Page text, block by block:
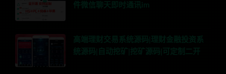
件微信聊天即时通讯im
高端理财交易系统源码|理财金融投资系
统源码|自动挖矿|挖矿源码|可定制二开